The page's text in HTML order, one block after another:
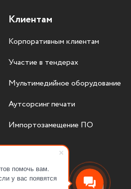
помочь вам.
у вас появятся
Клиентам
Корпоративным клиентам
Участие в тендерах
Мультимедийное оборудование
Аутсорсинг печати
Импортозамещение ПО